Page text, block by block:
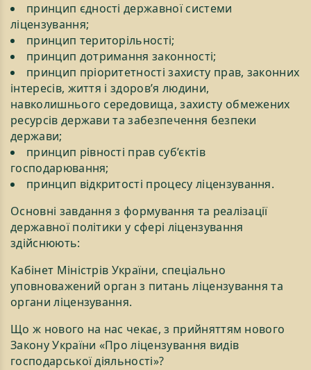
принцип єдності державної системи
ліцензування;
принцип територільності;
принцип дотримання законності;
принцип пріоритетності захисту прав, законних
інтересів, життя і здоров’я людини,
навколишнього середовища, захисту обмежених
ресурсів держави та забезпечення безпеки
держави;
принцип рівності прав суб’єктів
господарювання;
принцип відкритості процесу ліцензування.
Основні завдання з формування та реалізації
державної політики у сфері ліцензування
здійснюють:
Кабінет Міністрів України, спеціально
уповноважений орган з питань ліцензування та
органи ліцензування.
Що ж нового на нас чекає, з прийняттям нового
Закону України «Про ліцензування видів
господарської діяльності»?